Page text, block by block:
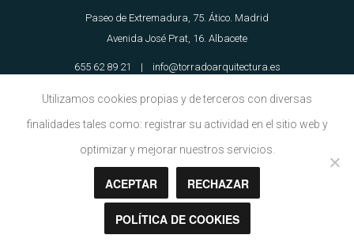
Paseo de Extremadura, 75. Ático. Madrid
Avenida José Prat, 16. Albacete
655 62 89 21 | info@torradoarquitectura.es
| Política de Cookies
Copyright © Torrado Arquitectura 2018
Utilizamos cookies propias y de terceros con diversas
finalidades tales como: registrar su actividad en el sitio web y
optimizar y mejorar nuestros servicios.
ACEPTAR RECHAZAR
POLÍTICA DE COOKIES